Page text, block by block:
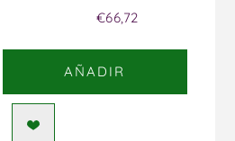
€66,72
AÑADIR